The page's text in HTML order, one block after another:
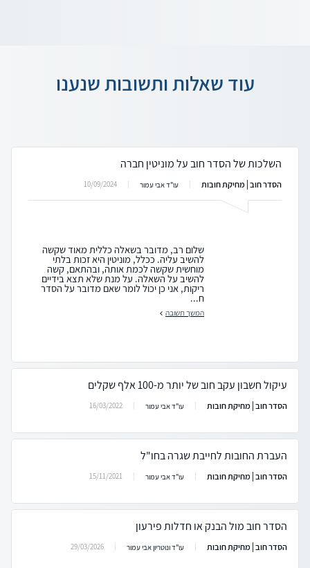
עוד שאלות ותשובות שנענו
השלכות של הסדר חוב על מוניטין חברה
הסדר חוב | מחיקת חובות עו"ד אבי עמור 10/09/2024
שלום רב, מדובר בשאלה כללית מאוד שקשה
להשיב עליה. ככלל, מוניטין היא זכות בלתי
מוחשית שקשה לכמת אותה, ובהתאם, קשה
להשיב על השאלה. על מנת שלא תצא בידיים
ריקות, אני כן יכול לומר שאם מדובר על הסדר
ח...
המשך תשובה
עיקול חשבון עקב חוב של יותר מ-100 אלף שקלים
הסדר חוב | מחיקת חובות עו"ד אבי עמור 16/03/2022
העברת החובות לחייבת שגרה בחו"ל
הסדר חוב | מחיקת חובות עו"ד אבי עמור 15/11/2021
הסדר חוב מול הבנק או חדלות פירעון
הסדר חוב | מחיקת חובות עו"ד ונוטריון אבי עמור 29/03/2026